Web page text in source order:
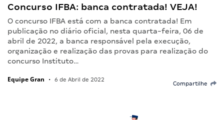
Concurso IFBA: banca contratada! VEJA!
O concurso IFBA está com a banca contratada! Em
publicação no diário oficial, nesta quarta-feira, 06 de
abril de 2022, a banca responsável pela execução,
organização e realização das provas para realização do
concurso Instituto…
Equipe Gran • 6 de Abril de 2022
Compartilhe